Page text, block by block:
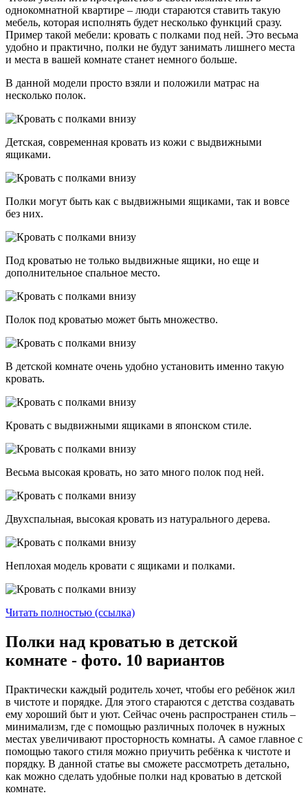
однокомнатной квартире – люди стараются ставить такую
мебель, которая исполнять будет несколько функций сразу.
Пример такой мебели: кровать с полками под ней. Это весьма
удобно и практично, полки не будут занимать лишнего места
и места в вашей комнате станет немного больше.
В данной модели просто взяли и положили матрас на
несколько полок.
Детская, современная кровать из кожи с выдвижными
ящиками.
Полки могут быть как с выдвижными ящиками, так и вовсе
без них.
Под кроватью не только выдвижные ящики, но еще и
дополнительное спальное место.
Полок под кроватью может быть множество.
В детской комнате очень удобно установить именно такую
кровать.
Кровать с выдвижными ящиками в японском стиле.
Весьма высокая кровать, но зато много полок под ней.
Двухспальная, высокая кровать из натурального дерева.
Неплохая модель кровати с ящиками и полками.
Читать полностью (ссылка)
Полки над кроватью в детской
комнате - фото. 10 вариантов
Практически каждый родитель хочет, чтобы его ребёнок жил
в чистоте и порядке. Для этого стараются с детства создавать
ему хороший быт и уют. Сейчас очень распространен стиль –
минимализм, где с помощью различных полочек в нужных
местах увеличивают просторность комнаты. А самое главное с
помощью такого стиля можно приучить ребёнка к чистоте и
порядку. В данной статье вы сможете рассмотреть детально,
как можно сделать удобные полки над кроватью в детской
комнате.